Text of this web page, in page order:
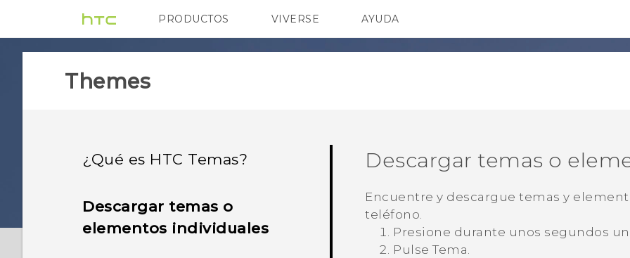
PRODUCTOS
VIVE G REIGNS SMARTPHONES
VIVERSE AYUDA
HTC Devices & Accessories
Themes
¿Qué es HTC Temas?
Descargar temas o
elementos individuales
Descargar temas o
Encuentre y descargue temas y
teléfono.
Presione durante unos segundos
PulseTema.